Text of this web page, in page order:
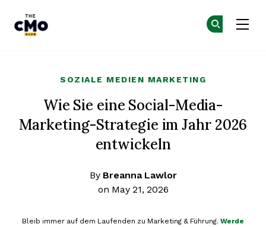
SOZIALE MEDIEN MARKETING
Wie Sie eine Social-Media-
Marketing-Strategie im Jahr 2026
entwickeln
By Breanna Lawlor
on May 21, 2026
Bleib immer auf dem Laufenden zu Marketing & Führung. Werde